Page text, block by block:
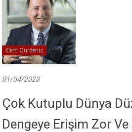
Cem Gürdeniz
01/04/2023
Çok Kutuplu Dünya
Dengeye Erişim Zor Ve